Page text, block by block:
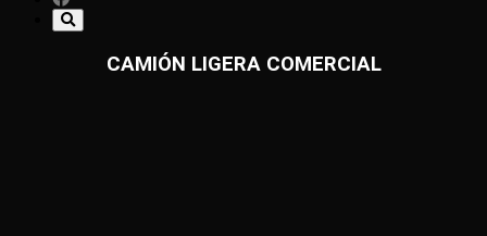
CAMIÓN LIGERA COMERCIAL